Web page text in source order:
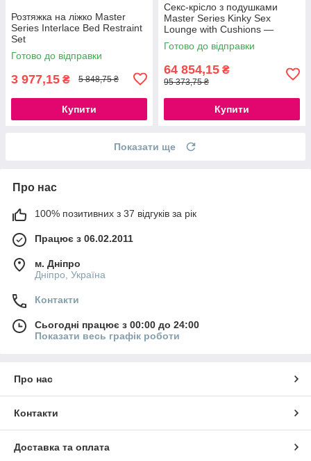
Розтяжка на ліжко Master
Series Interlace Bed Restraint
Set
Готово до відправки
3 977,15 ₴ 5 848,75 ₴
Купити
Секс-крісло з подушками
Master Series Kinky Sex
Lounge with Cushions —
Black, меблі для БДСМ
Готово до відправки
64 854,15 ₴
95 373,75 ₴
Купити
Показати ще
Про нас
100% позитивних з 37 відгуків за рік
Працює з 06.02.2011
м. Дніпро
Дніпро, Україна
Контакти
Сьогодні працює з 00:00 до 24:00
Показати весь графік роботи
Про нас
Контакти
Доставка та оплата